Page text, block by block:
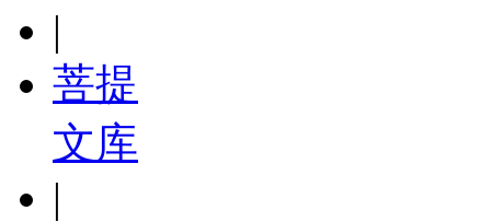
|
菩提
文库
|